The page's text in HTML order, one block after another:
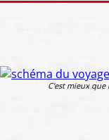
C'est mieux